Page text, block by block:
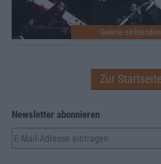
Zur
Newsletter abonnieren